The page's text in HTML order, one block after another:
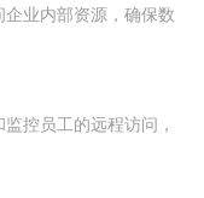
业内部资源，确保数
控员工的远程访问，